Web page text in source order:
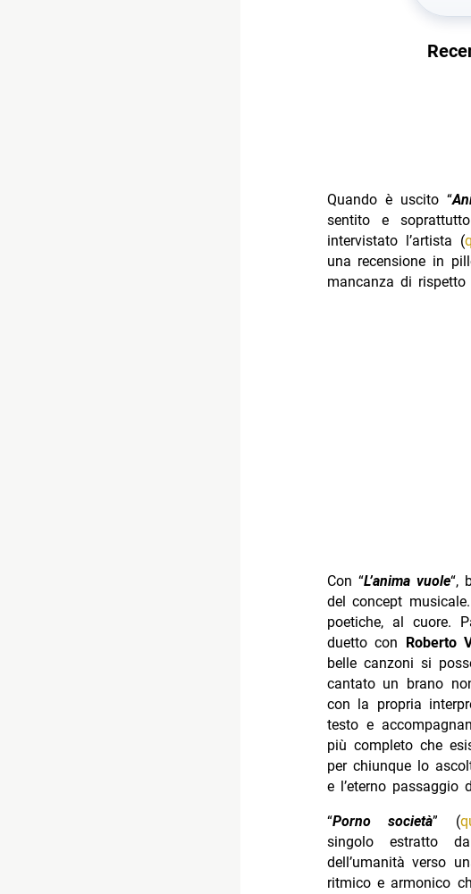
Quando è uscito “
sentito e
intervistato l’artista (
una recensione in
mancanza di rispetto
Con “L’anima vuole“,
del concept
poetiche, al cuore.
duetto con Roberto
belle canzoni si
cantato un brano
con la propria
testo e
più completo che
per chiunque lo
e l’eterno
“Porno società” (
singolo estratto
dell’umanità verso
ritmico e armonico